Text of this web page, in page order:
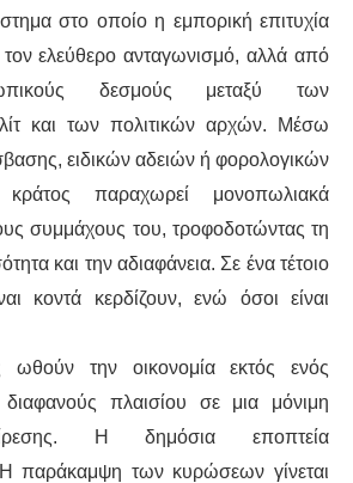
στο οποίο η εμπορική επιτυχία
τον ελεύθερο ανταγωνισμό, αλλά από
δεσμούς μεταξύ των
και των πολιτικών αρχών. Μέσω
ειδικών αδειών ή φορολογικών
παραχωρεί μονοπωλιακά
συμμάχους του, τροφοδοτώντας τη
και την αδιαφάνεια. Σε ένα τέτοιο
κοντά κερδίζουν, ενώ όσοι είναι
ωθούν την οικονομία εκτός ενός
διαφανούς πλαισίου σε μια μόνιμη
Η δημόσια εποπτεία
παράκαμψη των κυρώσεων γίνεται